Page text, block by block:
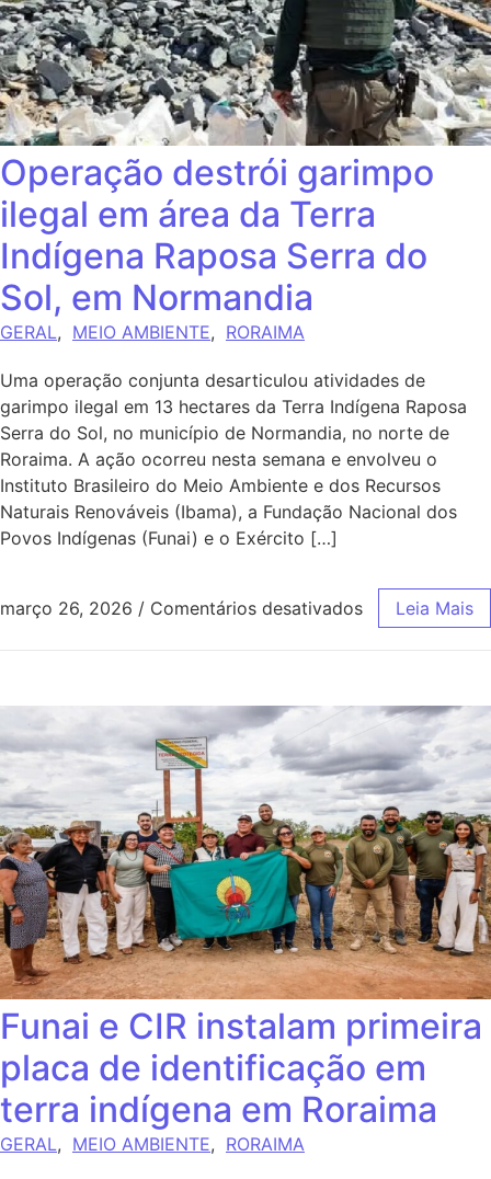
Operação destrói garimpo
ilegal em área da Terra
Indígena Raposa Serra do
Sol, em Normandia
GERAL, MEIO AMBIENTE, RORAIMA
Uma operação conjunta desarticulou atividades de
garimpo ilegal em 13 hectares da Terra Indígena Raposa
Serra do Sol, no município de Normandia, no norte de
Roraima. A ação ocorreu nesta semana e envolveu o
Instituto Brasileiro do Meio Ambiente e dos Recursos
Naturais Renováveis (Ibama), a Fundação Nacional dos
Povos Indígenas (Funai) e o Exército […]
março 26, 2026 / Comentários desativados Leia Mais
Funai e CIR instalam primeira
placa de identificação em
terra indígena em Roraima
GERAL, MEIO AMBIENTE, RORAIMA